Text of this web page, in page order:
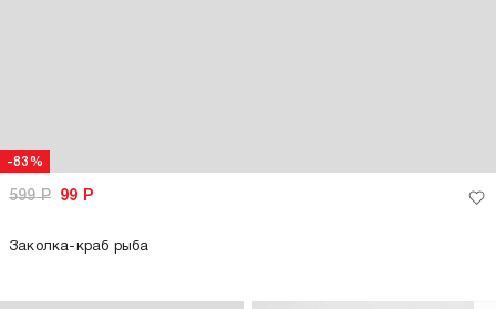
-83%
599Р 99 Р
Заколка-краб рыба